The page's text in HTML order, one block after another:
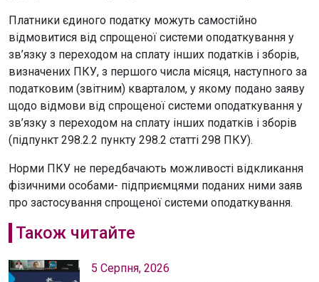
Платники єдиного податку можуть самостійно
відмовитися від спрощеної системи оподаткування у
зв’язку з переходом на сплату інших податків і зборів,
визначених ПКУ, з першого числа місяця, наступного за
податковим (звітним) кварталом, у якому подано заяву
щодо відмови від спрощеної системи оподаткування у
зв’язку з переходом на сплату інших податків і зборів
(підпункт 298.2.2 пункту 298.2 статті 298 ПКУ).
Норми ПКУ не передбачають можливості відкликання
фізичними особами- підприємцями поданих ними заяв
про застосування спрощеної системи оподаткування.
Також читайте
5 Серпня, 2026